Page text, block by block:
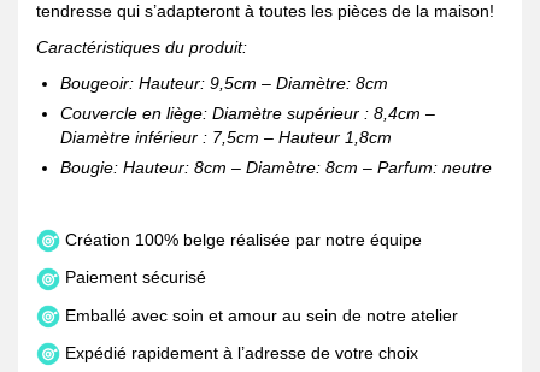
tendresse qui s’adapteront à toutes les pièces de la maison!
Caractéristiques du produit:
Bougeoir: Hauteur: 9,5cm – Diamètre: 8cm
Couvercle en liège: Diamètre supérieur : 8,4cm –
Diamètre inférieur : 7,5cm – Hauteur 1,8cm
Bougie: Hauteur: 8cm – Diamètre: 8cm – Parfum: neutre
Création 100% belge réalisée par notre équipe
Paiement sécurisé
Emballé avec soin et amour au sein de notre atelier
Expédié rapidement à l’adresse de votre choix